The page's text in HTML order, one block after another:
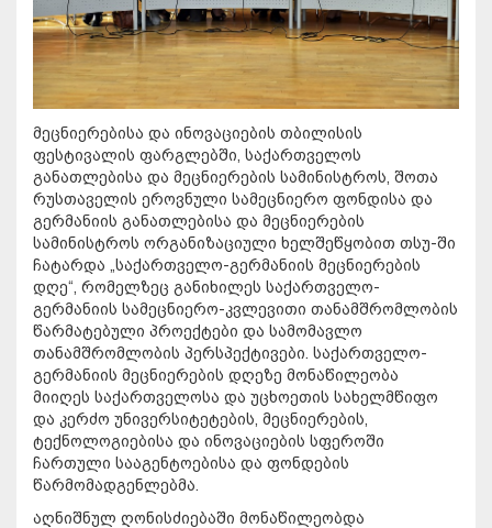
მეცნიერებისა და ინოვაციების თბილისის
ფესტივალის ფარგლებში, საქართველოს
განათლებისა და მეცნიერების სამინისტროს, შოთა
რუსთაველის ეროვნული სამეცნიერო ფონდისა და
გერმანიის განათლებისა და მეცნიერების
სამინისტროს ორგანიზაციული ხელშეწყობით თსუ-ში
ჩატარდა „საქართველო-გერმანიის მეცნიერების
დღე“, რომელზეც განიხილეს საქართველო-
გერმანიის სამეცნიერო-კვლევითი თანამშრომლობის
წარმატებული პროექტები და სამომავლო
თანამშრომლობის პერსპექტივები. საქართველო-
გერმანიის მეცნიერების დღეზე მონაწილეობა
მიიღეს საქართველოსა და უცხოეთის სახელმწიფო
და კერძო უნივერსიტეტების, მეცნიერების,
ტექნოლოგიებისა და ინოვაციების სფეროში
ჩართული სააგენტოებისა და ფონდების
წარმომადგენლებმა.
აღნიშნულ ღონისძიებაში მონაწილეობდა